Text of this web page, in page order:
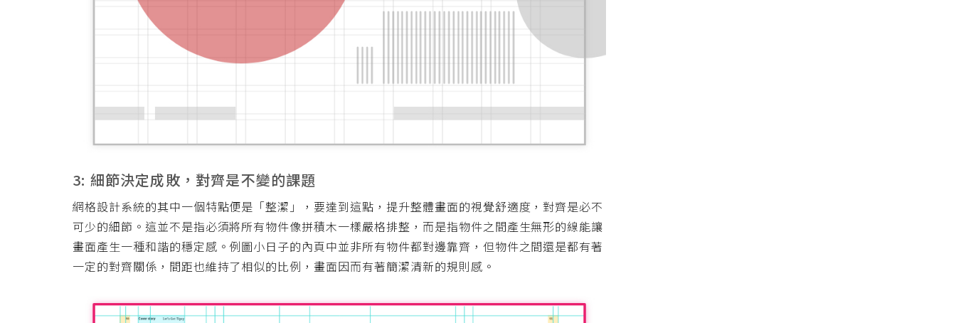
3: 細節決定成敗，對齊是不變的課題
網格設計系統的其中一個特點便是「整潔」，要達到這點，提升整體畫面的視覺舒適度，對齊是必不
可少的細節。這並不是指必須將所有物件像拼積木一樣嚴格排整，而是指物件之間產生無形的線能讓
畫面產生一種和諧的穩定感。例圖小日子的內頁中並非所有物件都對邊靠齊，但物件之間還是都有著
一定的對齊關係，間距也維持了相似的比例，畫面因而有著簡潔清新的規則感。